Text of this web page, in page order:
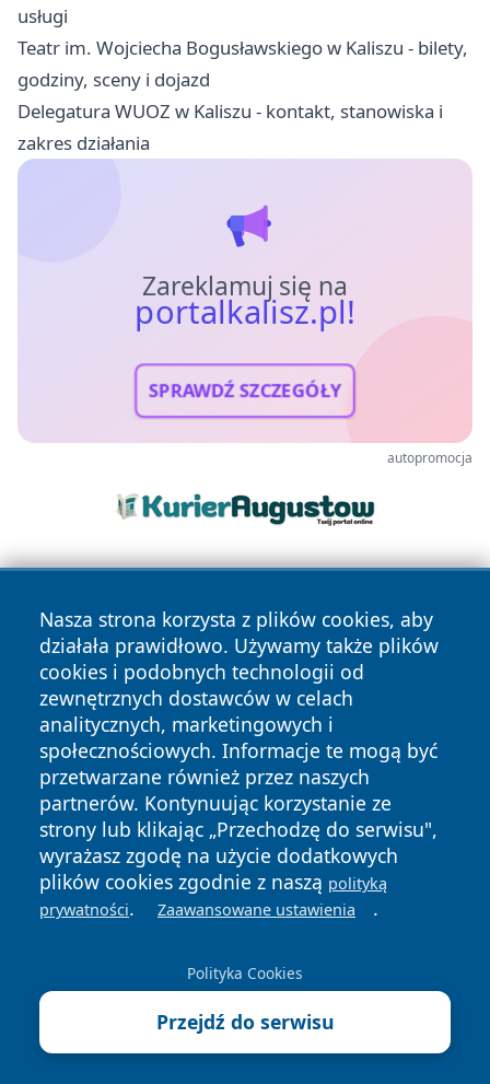
usługi
Teatr im. Wojciecha Bogusławskiego w Kaliszu - bilety,
godziny, sceny i dojazd
Delegatura WUOZ w Kaliszu - kontakt, stanowiska i
zakres działania
Zareklamuj się na
portalkalisz.pl!
SPRAWDŹ SZCZEGÓŁY
autopromocja
Nasza strona korzysta z plików cookies, aby
działała prawidłowo. Używamy także plików
cookies i podobnych technologii od
zewnętrznych dostawców w celach
analitycznych, marketingowych i
społecznościowych. Informacje te mogą być
przetwarzane również przez naszych
partnerów. Kontynuując korzystanie ze
strony lub klikając „Przechodzę do serwisu",
wyrażasz zgodę na użycie dodatkowych
plików cookies zgodnie z naszą polityką
prywatności. Zaawansowane ustawienia .
Polityka Cookies
Przejdź do serwisu
Copyright © 2026 portalkalisz.pl Wszystkie prawa
zastrzeżone.
News Autorzy
Polityka
Prywatności
Polityka
Cookies